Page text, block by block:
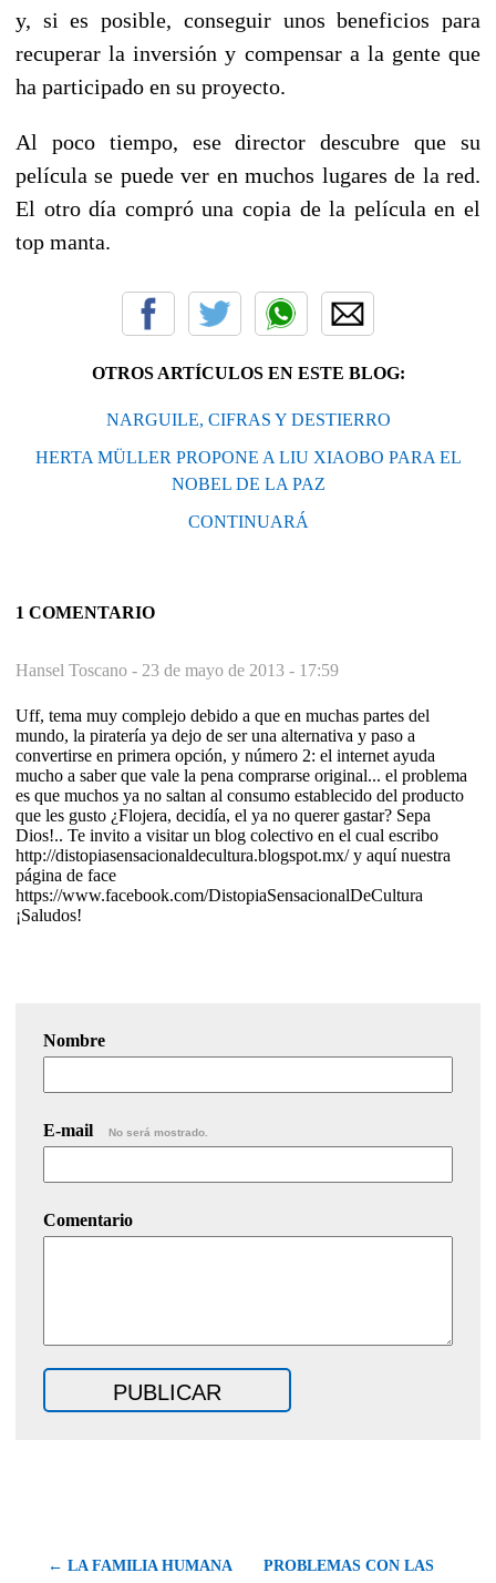
y, si es posible, conseguir unos beneficios para
recuperar la inversión y compensar a la gente que
ha participado en su proyecto.
Al poco tiempo, ese director descubre que su
película se puede ver en muchos lugares de la red.
El otro día compró una copia de la película en el
top manta.
OTROS ARTÍCULOS EN ESTE BLOG:
NARGUILE, CIFRAS Y DESTIERRO
HERTA MÜLLER PROPONE A LIU XIAOBO PARA EL
NOBEL DE LA PAZ
CONTINUARÁ
1 COMENTARIO
Hansel Toscano - 23 de mayo de 2013 - 17:59
Uff, tema muy complejo debido a que en muchas partes del
mundo, la piratería ya dejo de ser una alternativa y paso a
convertirse en primera opción, y número 2: el internet ayuda
mucho a saber que vale la pena comprarse original... el problema
es que muchos ya no saltan al consumo establecido del producto
que les gusto ¿Flojera, decidía, el ya no querer gastar? Sepa
Dios!.. Te invito a visitar un blog colectivo en el cual escribo
http://distopiasensacionaldecultura.blogspot.mx/ y aquí nuestra
página de face
https://www.facebook.com/DistopiaSensacionalDeCultura
¡Saludos!
Nombre
E-mail No será mostrado.
Comentario
← LA FAMILIA HUMANA PROBLEMAS CON LAS